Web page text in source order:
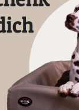
Allergiker geeignet?
Kuscheltier alleine